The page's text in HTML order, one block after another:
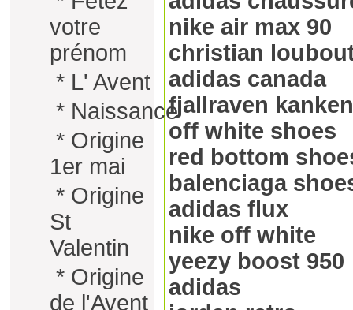
votre
prénom
* L' Avent
* Naissance
* Origine
1er mai
* Origine
St
Valentin
* Origine
de l'Avent
nike air max 90
christian
adidas canada
fjallraven kanken
off white shoes
red bottom
balenciaga
adidas flux
nike off white
yeezy boost 950
adidas